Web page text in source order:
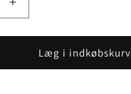
Øg
antallet
for
Loureiro
2023
Læg i indkøbskurv